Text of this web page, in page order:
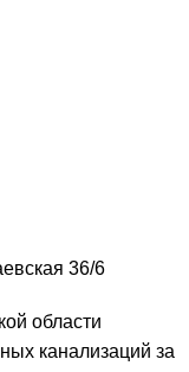
36/6
области
канализаций за